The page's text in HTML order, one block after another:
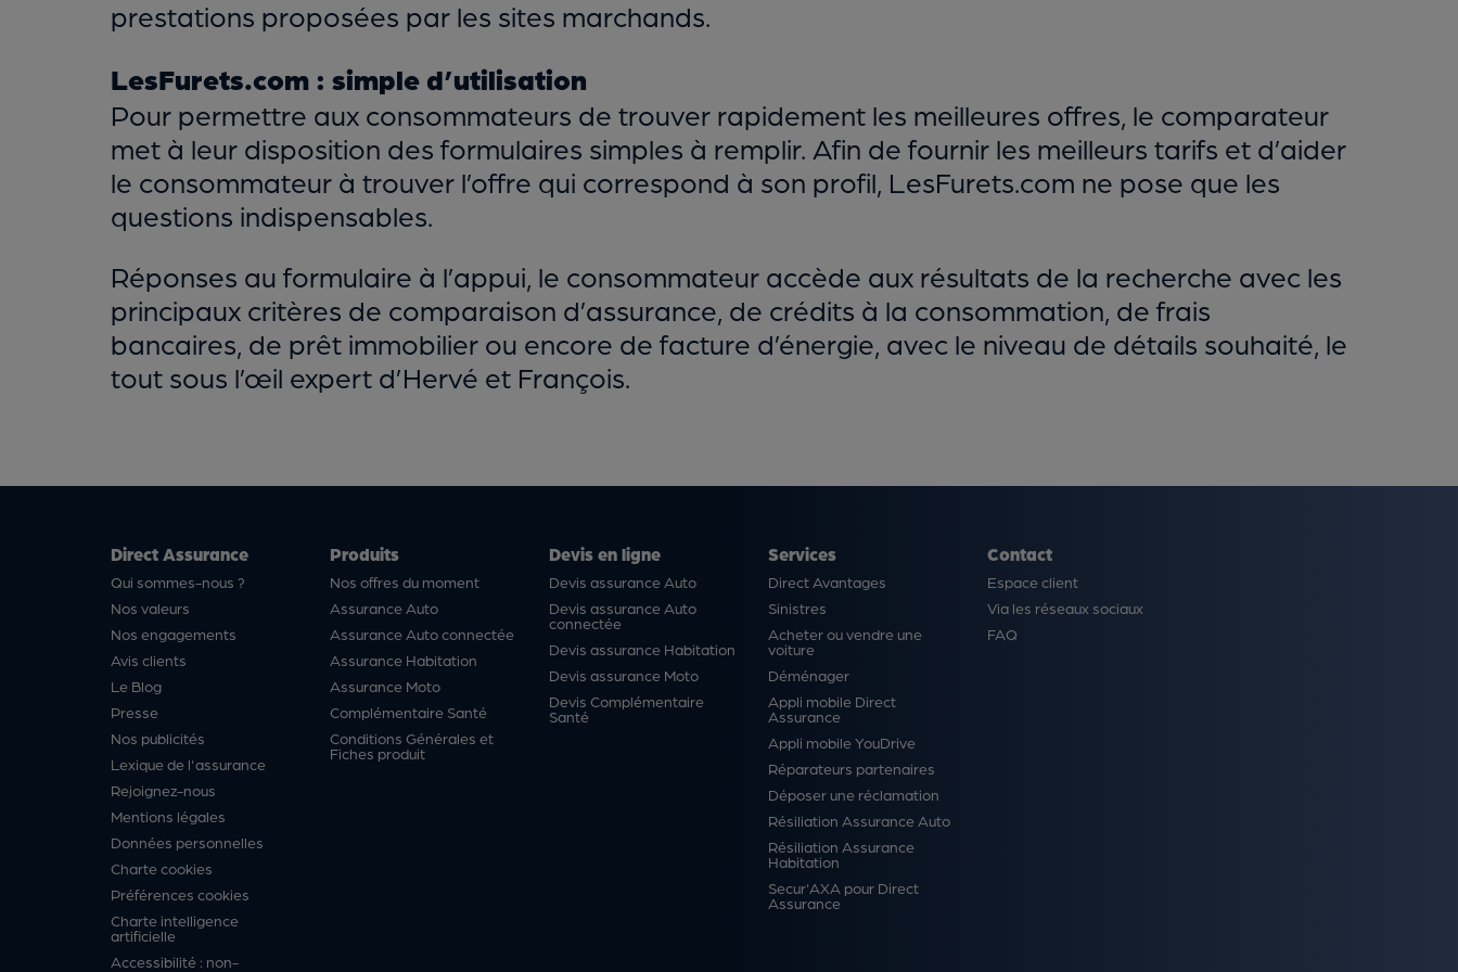
prestations proposées par les sites marchands.
LesFurets.com : simple d’utilisation
Pour permettre aux consommateurs de trouver rapidement les meilleures offres, le comparateur
met à leur disposition des formulaires simples à remplir. Afin de fournir les meilleurs tarifs et d’aider
le consommateur à trouver l’offre qui correspond à son profil, LesFurets.com ne pose que les
questions indispensables.
Réponses au formulaire à l’appui, le consommateur accède aux résultats de la recherche avec les
principaux critères de comparaison d’assurance, de crédits à la consommation, de frais
bancaires, de prêt immobilier ou encore de facture d’énergie, avec le niveau de détails souhaité, le
tout sous l’œil expert d’Hervé et François.
Direct Assurance
Qui sommes-nous ?
Nos valeurs
Nos engagements
Avis clients
Le Blog
Presse
Nos publicités
Lexique de l'assurance
Rejoignez-nous
Mentions légales
Données personnelles
Charte cookies
Préférences cookies
Charte intelligence
artificielle
Accessibilité : non-
Produits
Nos offres du moment
Assurance Auto
Assurance Auto connectée
Assurance Habitation
Assurance Moto
Complémentaire Santé
Conditions Générales et
Fiches produit
Devis en ligne
Devis assurance Auto
Devis assurance Auto
connectée
Devis assurance Habitation
Devis assurance Moto
Devis Complémentaire
Santé
Services
Direct Avantages
Sinistres
Acheter ou vendre une
voiture
Déménager
Appli mobile Direct
Assurance
Appli mobile YouDrive
Réparateurs partenaires
Déposer une réclamation
Résiliation Assurance Auto
Résiliation Assurance
Habitation
Secur'AXA pour Direct
Assurance
Contact
Espace client
Via les réseaux sociaux
FAQ